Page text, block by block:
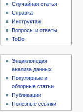
Случайная статья
Справка
Инструктаж
Вопросы и ответы
ToDo
Энциклопедия
анализа данных
Популярные и
обзорные статьи
Публикации
Полезные ссылки